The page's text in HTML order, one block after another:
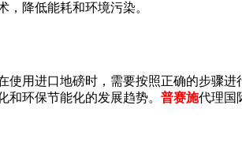
降低能耗和环境污染。
用进口地磅时，需要按照正确的步骤
环保节能化的发展趋势。 普赛施代理国